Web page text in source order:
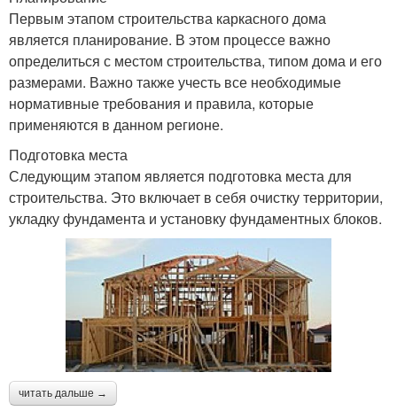
Первым этапом строительства каркасного дома
является планирование. В этом процессе важно
определиться с местом строительства, типом дома и его
размерами. Важно также учесть все необходимые
нормативные требования и правила, которые
применяются в данном регионе.
Подготовка места
Следующим этапом является подготовка места для
строительства. Это включает в себя очистку территории,
укладку фундамента и установку фундаментных блоков.
читать дальше →